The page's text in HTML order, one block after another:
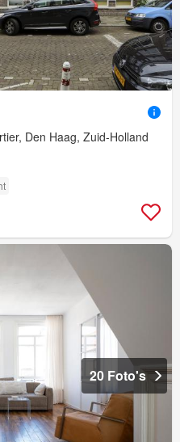
Den Haag, Zuid-Holland
20 Foto's